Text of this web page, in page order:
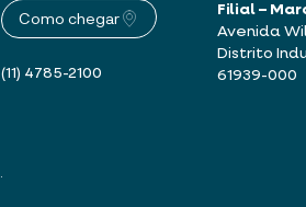
Como chegar
(11) 4785-2100
Filial –
Avenida
Distrito
61939-000
.